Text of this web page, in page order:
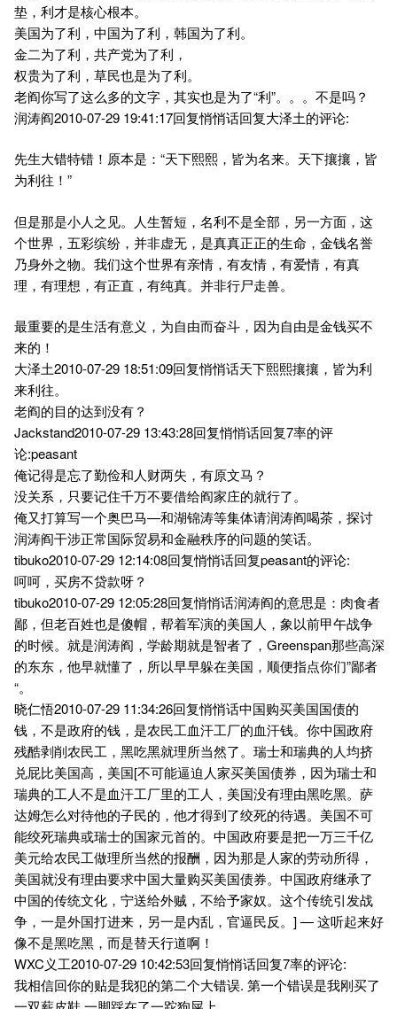
垫，利才是核心根本。
美国为了利，中国为了利，韩国为了利。
金二为了利，共产党为了利，
权贵为了利，草民也是为了利。
老阎你写了这么多的文字，其实也是为了“利”。。。不是吗？
润涛阎2010-07-29 19:41:17回复悄悄话回复大泽土的评论:
先生大错特错！原本是：“天下熙熙，皆为名来。天下攘攘，皆
为利往！”
但是那是小人之见。人生暂短，名利不是全部，另一方面，这
个世界，五彩缤纷，并非虚无，是真真正正的生命，金钱名誉
乃身外之物。我们这个世界有亲情，有友情，有爱情，有真
理，有理想，有正直，有纯真。并非行尸走兽。
最重要的是生活有意义，为自由而奋斗，因为自由是金钱买不
来的！
大泽土2010-07-29 18:51:09回复悄悄话天下熙熙攘攘，皆为利
来利往。
老阎的目的达到没有？
Jackstand2010-07-29 13:43:28回复悄悄话回复7率的评
论:peasant
俺记得是忘了勤俭和人财两失，有原文马？
没关系，只要记住千万不要借给阎家庄的就行了。
俺又打算写一个奥巴马—和湖锦涛等集体请润涛阎喝茶，探讨
润涛阎干涉正常国际贸易和金融秩序的问题的笑话。
tibuko2010-07-29 12:14:08回复悄悄话回复peasant的评论:
呵呵，买房不贷款呀？
tibuko2010-07-29 12:05:28回复悄悄话润涛阎的意思是：肉食者
鄙，但老百姓也是傻帽，帮着军演的美国人，象以前甲午战争
的时候。就是润涛阎，学龄期就是智者了，Greenspan那些高深
的东东，他早就懂了，所以早早躲在美国，顺便指点你们”鄙者
“。
晓仁悟2010-07-29 11:34:26回复悄悄话中国购买美国国债的
钱，不是政府的钱，是农民工血汗工厂的血汗钱。你中国政府
残酷剥削农民工，黑吃黑就理所当然了。瑞士和瑞典的人均挤
兑屁比美国高，美国[不可能逼迫人家买美国债券，因为瑞士和
瑞典的工人不是血汗工厂里的工人，美国没有理由黑吃黑。萨
达姆怎么对待他的子民的，他才得到了绞死的待遇。美国不可
能绞死瑞典或瑞士的国家元首的。中国政府要是把一万三千亿
美元给农民工做理所当然的报酬，因为那是人家的劳动所得，
美国就没有理由要求中国大量购买美国债券。中国政府继承了
中国的传统文化，宁送给外贼，不给予家奴。这个传统引发战
争，一是外国打进来，另一是内乱，官逼民反。] — 这听起来好
像不是黑吃黑，而是替天行道啊！
WXC义工2010-07-29 10:42:53回复悄悄话回复7率的评论:
我相信回你的贴是我犯的第二个大错误. 第一个错误是我刚买了